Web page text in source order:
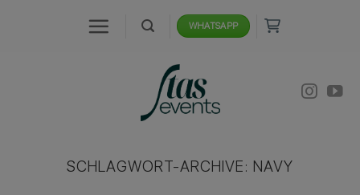
WHATSAPP
SCHLAGWORT-ARCHIVE: NAVY